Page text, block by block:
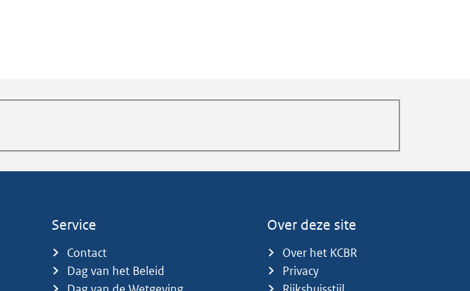
Service
Contact
Dag van het Beleid
Over deze site
Over het KCBR
Privacy